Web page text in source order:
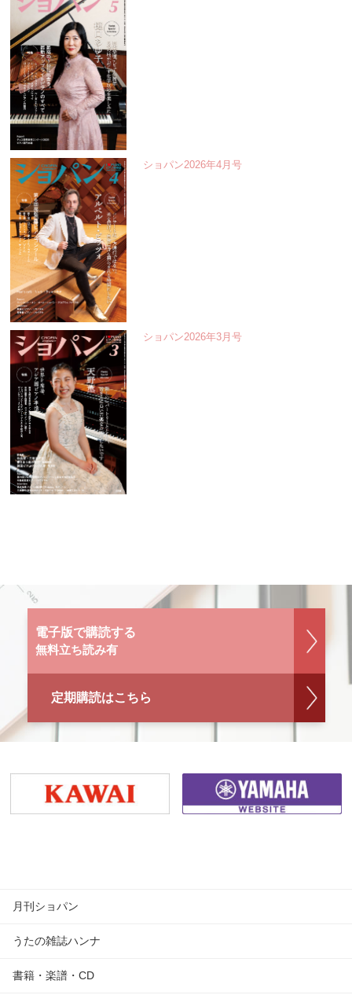
ショパン2026年4月号
ショパン2026年3月号
電子版で購読する
無料立ち読み有
定期購読はこちら
月刊ショパン
うたの雑誌ハンナ
書籍・楽譜・CD